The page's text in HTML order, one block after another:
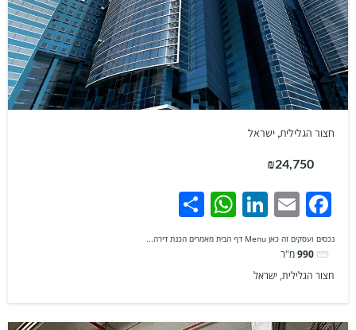
חצור הגלילית, ישראל
₪24,750
Facebook
Email
LinkedIn
WhatsApp
Share
נכסים ועסקים זה כאן Menu דף הבית מאמרים הכנת דירה...
990מ"ר
חצור הגלילית, ישראל